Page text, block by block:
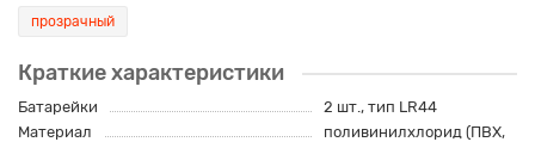
прозрачный
Краткие характеристики
Батарейки
2 шт., тип LR44
Материал
поливинилхлорид (ПВХ,